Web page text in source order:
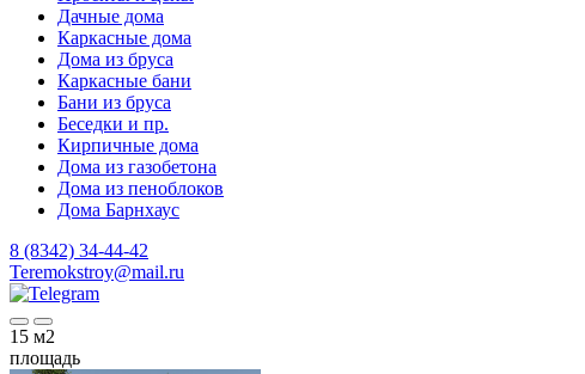
Дачные дома
Каркасные дома
Дома из бруса
Каркасные бани
Бани из бруса
Беседки и пр.
Кирпичные дома
Дома из газобетона
Дома из пеноблоков
Дома Барнхаус
8 (8342) 34-44-42
Teremokstroy@mail.ru
15 м2
площадь